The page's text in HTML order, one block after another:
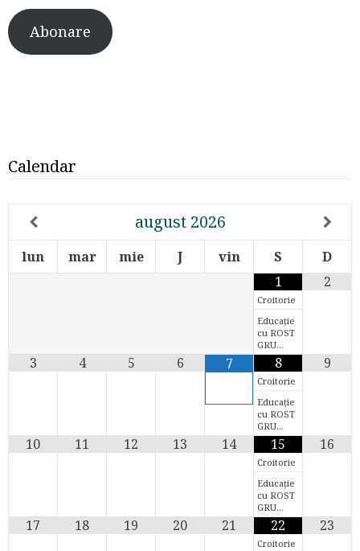
Abonare
Calendar
august 2026
lun mar mie J vin S
D
1
Croitorie
Educație
cu ROST
GRU…
2
3 4 5 6 7 8
Croitorie
Educație
cu ROST
GRU…
9
10 11 12 13 14 15
Croitorie
Educație
cu ROST
GRU…
16
17 18 19 20 21 22
Croitorie
23